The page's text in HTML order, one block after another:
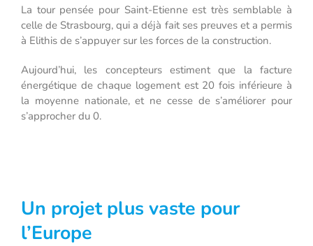
La tour pensée pour Saint-Etienne est très semblable à
celle de Strasbourg, qui a déjà fait ses preuves et a permis
à Elithis de s’appuyer sur les forces de la construction.
Aujourd’hui, les concepteurs estiment que la facture
énergétique de chaque logement est 20 fois inférieure à
la moyenne nationale, et ne cesse de s’améliorer pour
s’approcher du 0.
Un projet plus vaste pour
l’Europe